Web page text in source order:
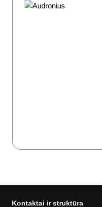
Kontaktai ir struktūra